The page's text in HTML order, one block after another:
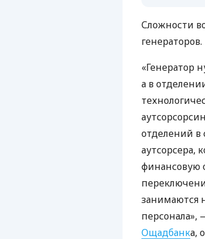
Сложности
генераторов.
«Генератор
а в
отделений в
аутсорсера,
финансовую
занимаются
персонала»,
Ощадбанка,